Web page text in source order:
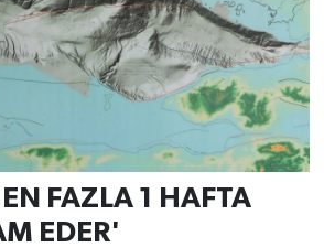
FAZLA 1 HAFTA
EDER'